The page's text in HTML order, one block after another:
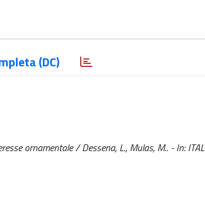
(DC)
ornamentale / Dessena, L., Mulas, M.. - In: